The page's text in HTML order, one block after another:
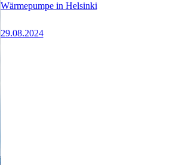
Wärmepumpe in Helsinki
29.08.2024